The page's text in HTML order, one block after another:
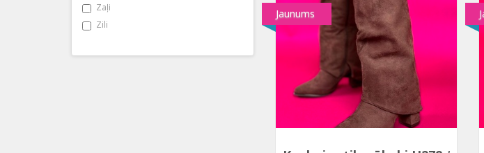
Zaļi
Zili
Jaunums